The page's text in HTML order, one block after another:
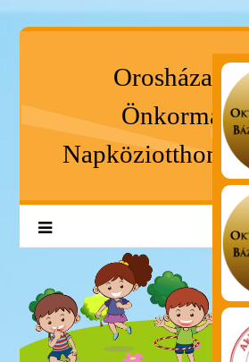
Orosháza
Napköziotthonos